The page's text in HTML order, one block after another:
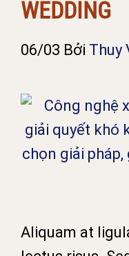
WEDDING
06/03 Bởi Thuy
Aliquam at